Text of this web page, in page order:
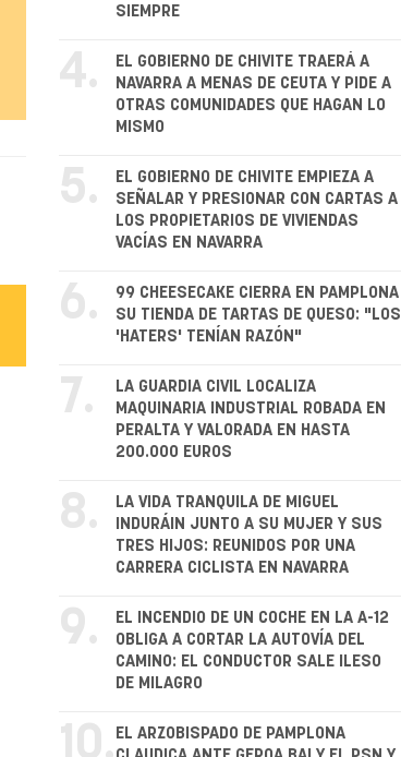
SIEMPRE
4.
EL GOBIERNO DE CHIVITE TRAERÁ A
NAVARRA A MENAS DE CEUTA Y PIDE A
OTRAS COMUNIDADES QUE HAGAN LO
MISMO
5.
EL GOBIERNO DE CHIVITE EMPIEZA A
SEÑALAR Y PRESIONAR CON CARTAS A
LOS PROPIETARIOS DE VIVIENDAS
VACÍAS EN NAVARRA
6.
99 CHEESECAKE CIERRA EN PAMPLONA
SU TIENDA DE TARTAS DE QUESO: "LOS
'HATERS' TENÍAN RAZÓN"
7.
LA GUARDIA CIVIL LOCALIZA
MAQUINARIA INDUSTRIAL ROBADA EN
PERALTA Y VALORADA EN HASTA
200.000 EUROS
8.
LA VIDA TRANQUILA DE MIGUEL
INDURÁIN JUNTO A SU MUJER Y SUS
TRES HIJOS: REUNIDOS POR UNA
CARRERA CICLISTA EN NAVARRA
9.
EL INCENDIO DE UN COCHE EN LA A-12
OBLIGA A CORTAR LA AUTOVÍA DEL
CAMINO: EL CONDUCTOR SALE ILESO
DE MILAGRO
10. EL ARZOBISPADO DE PAMPLONA